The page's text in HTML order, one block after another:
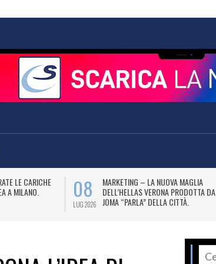
LE CARICHE
A MILANO.
08
LUG 2026
MARKETING – LA NUOVA MAGLIA
DELL’HELLAS VERONA PRODOTTA DA
JOMA “PARLA” DELLA CITTÀ.